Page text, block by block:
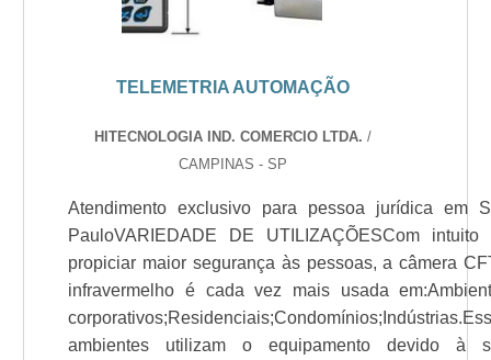
TELEMETRIA AUTOMAÇÃO
HITECNOLOGIA IND. COMERCIO LTDA. /
CAMPINAS - SP
Atendimento exclusivo para pessoa jurídica em
PauloVARIEDADE DE UTILIZAÇÕESCom intuito
propiciar maior segurança às pessoas, a câmera
infravermelho é cada vez mais usada
ambientes utilizam o equipamento devido à